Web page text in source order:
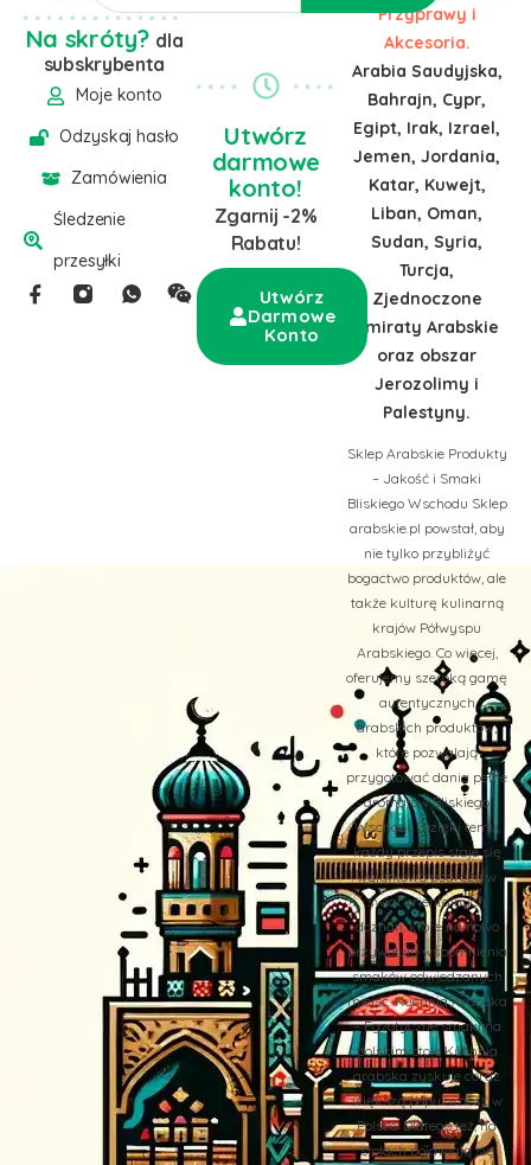
Na skróty? dla
subskrybenta
Moje konto
Odzyskaj hasło
Zamówienia
Śledzenie
przesyłki
Przyprawy i
Akcesoria.
Arabia Saudyjska,
Bahrajn, Cypr,
Egipt, Irak, Izrael,
Jemen, Jordania,
Katar, Kuwejt,
Liban, Oman,
Sudan, Syria,
Turcja,
Zjednoczone
Emiraty Arabskie
oraz obszar
Jerozolimy i
Palestyny.
Sklep Arabskie Produkty
– Jakość i Smaki
Bliskiego Wschodu Sklep
arabskie.pl powstał, aby
nie tylko przybliżyć
bogactwo produktów, ale
także kulturę kulinarną
krajów Półwyspu
Arabskiego. Co więcej,
oferujemy szeroką gamę
autentycznych
arabskich produktów,
które pozwalają
przygotować dania pełne
aromatów Bliskiego
Wschodu. Dzięki temu,
każdy przepis staje się
wyjątkową podróżą w
świat orientalnych
doznań, które na nowo
przywołują wspomnienia
smaków odwiedzanych
miejsc. Kuchnia Arabska
– Egzotyczne smaki na
polskim stole Kuchnia
arabska zyskuje coraz
większą popularność w
Polsce. Dlatego też, na
stołach pojawiają się
Utwórz
darmowe
konto!
Zgarnij -2%
Rabatu!
Utwórz
Darmowe
Konto